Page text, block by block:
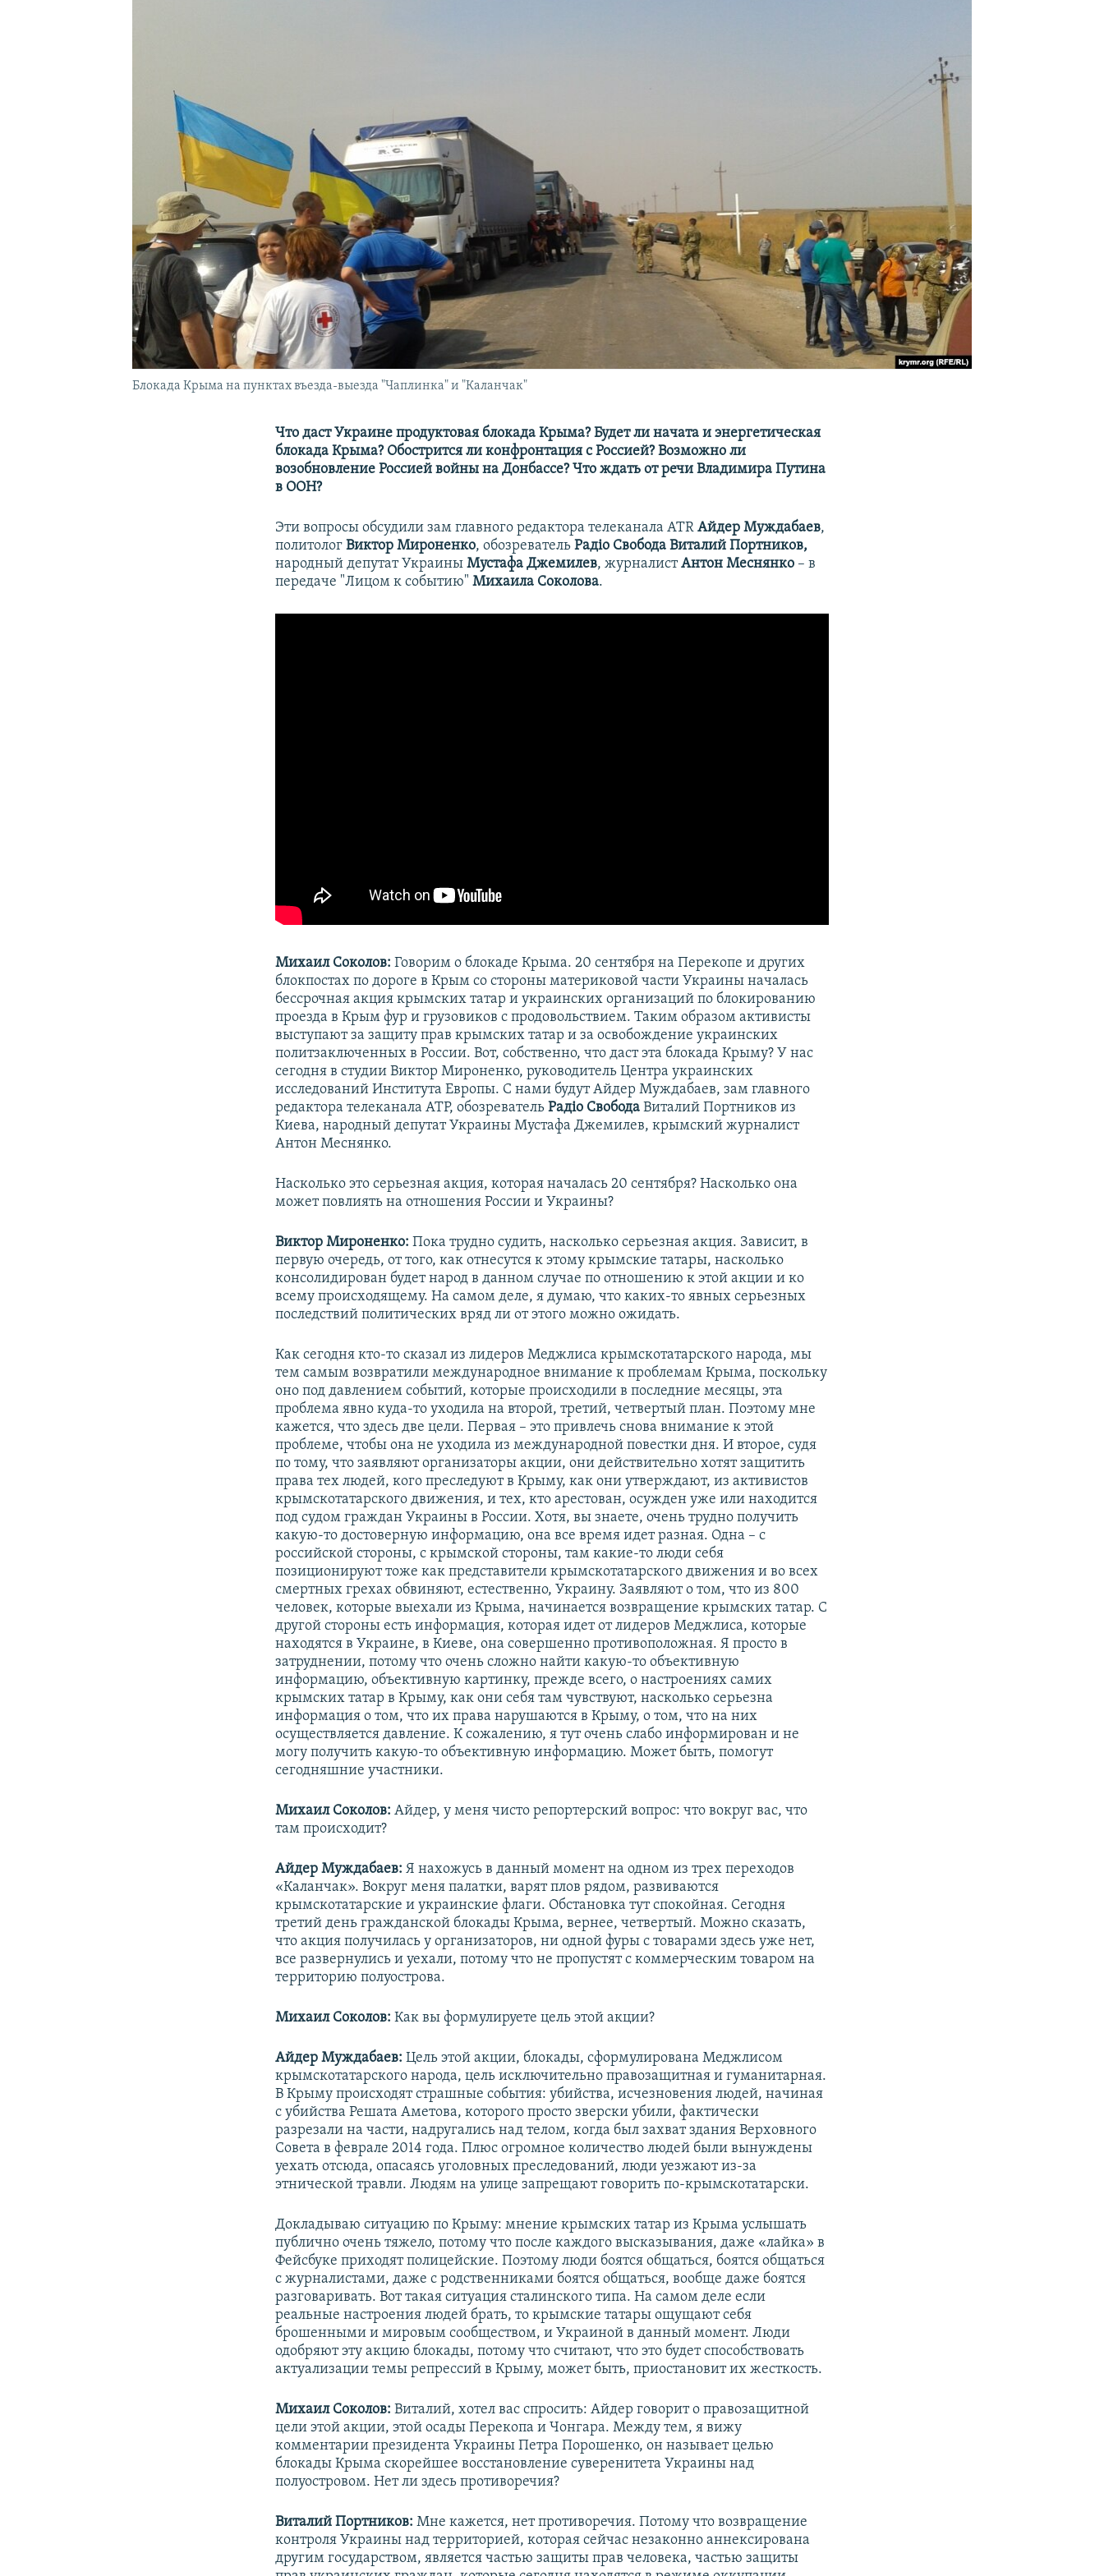
УКРАИНСКАЯ ПРОБЛЕМА КРЫМА
Блокада Крыма на пунктах въезда-выезда "Чаплинка" и "Каланчак"
Что даст Украине продуктовая блокада Крыма? Будет ли начата и энергетическая
блокада Крыма? Обострится ли конфронтация с Россией? Возможно ли
возобновление Россией войны на Донбассе? Что ждать от речи Владимира Путина
в ООН?
Эти вопросы обсудили зам главного редактора телеканала ATRАйдер Муждабаев,
политологВиктор Мироненко, обозревательРадіо Свобода Виталий Портников,
народный депутат УкраиныМустафа Джемилев, журналистАнтон Меснянко –​ в ​
передаче "Лицом к событию"Михаила Соколова.
Михаил Соколов: Говорим о блокаде Крыма. 20 сентября на Перекопе и других
блокпостах по дороге в Крым со стороны материковой части Украины началась
бессрочная акция крымских татар и украинских организаций по блокированию
проезда в Крым фур и грузовиков с продовольствием. Таким образом активисты
выступают за защиту прав крымских татар и за освобождение украинских
политзаключенных в России. Вот, собственно, что даст эта блокада Крыму? У нас
сегодня в студии Виктор Мироненко, руководитель Центра украинских
исследований Института Европы. С нами будут Айдер Муждабаев, зам главного
редактора телеканала АТР, обозревательРадіо Свобода Виталий Портников из
Киева, народный депутат Украины Мустафа Джемилев, крымский журналист
Антон Меснянко.
Насколько это серьезная акция, которая началась 20 сентября? Насколько она
может повлиять на отношения России и Украины?
Виктор Мироненко:Пока трудно судить, насколько серьезная акция. Зависит, в
первую очередь, от того, как отнесутся к этому крымские татары, насколько
консолидирован будет народ в данном случае по отношению к этой акции и ко
всему происходящему. На самом деле, я думаю, что каких-то явных серьезных
последствий политических вряд ли от этого можно ожидать.
Как сегодня кто-то сказал из лидеров Меджлиса крымскотатарского народа, мы
тем самым возвратили международное внимание к проблемам Крыма, поскольку
оно под давлением событий, которые происходили в последние месяцы, эта
проблема явно куда-то уходила на второй, третий, четвертый план. Поэтому мне
кажется, что здесь две цели. Первая – это привлечь снова внимание к этой
проблеме, чтобы она не уходила из международной повестки дня. И второе, судя
по тому, что заявляют организаторы акции, они действительно хотят защитить
праватехлюдей, кого преследуют в Крыму, как они утверждают, из активистов
крымскотатарского движения, и тех, кто арестован, осужден уже или находится
под судом граждан Украины в России. Хотя, вы знаете, очень трудно получить
какую-то достоверную информацию, она все время идет разная. Одна – с
российской стороны, с крымской стороны, там какие-то люди себя
позиционируют тоже как представители крымскотатарского движения и во всех
смертных грехах обвиняют, естественно, Украину. Заявляют о том, что из 800
человек, которые выехали из Крыма, начинается возвращение крымских татар. С
другой стороны есть информация, которая идет от лидеров Меджлиса, которые
находятся в Украине, в Киеве, она совершенно противоположная. Я просто в
затруднении, потому что очень сложно найти какую-то объективную
информацию, объективную картинку, прежде всего, о настроениях самих
крымских татар в Крыму, как они себя там чувствуют, насколько серьезна
информация о том, что их права нарушаются в Крыму, о том, что на них
осуществляется давление. К сожалению, я тут очень слабо информирован и не
могу получить какую-то объективную информацию. Может быть, помогут
сегодняшние участники.
Михаил Соколов: Айдер, у меня чисто репортерский вопрос: что вокруг вас, что
там происходит?
Айдер Муждабаев: Я нахожусь в данный момент на одном из трех переходов
«Каланчак». Вокруг меня палатки, варят плов рядом, развиваются
крымскотатарские и украинские флаги. Обстановка тут спокойная. Сегодня
третий день гражданской блокады Крыма, вернее, четвертый. Можно сказать,
что акция получилась у организаторов, ни одной фуры с товарами здесь уже нет,
все развернулись и уехали, потому что не пропустят скоммерческимтоваром на
территорию полуострова.
Михаил Соколов: Как вы формулируете цель этой акции?
Айдер Муждабаев:Цель этой акции, блокады, сформулирована Меджлисом
крымскотатарского народа, цель исключительно правозащитная и гуманитарная.
В Крыму происходят страшные события: убийства, исчезновения людей, начиная
с убийства Решата Аметова, которого просто зверски убили,фактически
разрезали на части, надругались над телом, когда был захват здания Верховного
Совета в феврале 2014 года. Плюс огромное количество людей были вынуждены
уехать отсюда, опасаясь уголовных преследований, люди уезжают из-за
этнической травли. Людям на улице запрещают говорить по-крымскотатарски.
Докладываю ситуацию по Крыму: мнение крымских татар из Крыма услышать
публичноочень тяжело, потому что после каждого высказывания, даже «лайка» в
Фейсбуке приходят полицейские. Поэтому люди боятся общаться, боятся общаться
с журналистами, даже с родственниками боятся общаться, вообще даже боятся
разговаривать. Вот такаяситуациясталинского типа. На самом деле если
реальные настроения людей брать, то крымские татары ощущают себя
брошенными и мировым сообществом, и Украиной в данный момент. Люди
одобряют эту акцию блокады, потому что считают, что это будет способствовать
актуализации темы репрессий в Крыму, может быть, приостановит их жесткость.
Михаил Соколов: Виталий, хотел вас спросить: Айдер говорит о правозащитной
цели этой акции, этой осады Перекопа и Чонгара. Между тем, я вижу
комментарии президента Украины Петра Порошенко, он называет целью
блокады Крыма скорейшее восстановление суверенитета Украины над
полуостровом. Нет ли здесь противоречия?
Виталий Портников: Мне кажется, нет противоречия. Потому что возвращение
контроля Украины над территорией, которая сейчас незаконно аннексирована
другим государством, является частью защиты прав человека, частью защиты